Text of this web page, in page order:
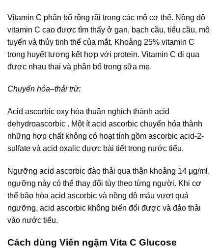
Vitamin C phân bố rộng rãi trong các mô cơ thể. Nồng độ
vitamin C cao được tìm thấy ở gan, bạch cầu, tiểu cầu, mô
tuyến và thủy tinh thể của mắt. Khoảng 25% vitamin C
trong huyết tương kết hợp với protein. Vitamin C đi qua
được nhau thai và phân bố trong sữa mẹ.
Chuyển hóa–thải trừ:
Acid ascorbic oxy hóa thuận nghịch thành acid
dehydroascorbic . Một ít acid ascorbic chuyển hóa thành
những hợp chất không có hoạt tính gồm ascorbic acid-2-
sulfate và acid oxalic được bài tiết trong nước tiểu.
Ngưỡng acid ascorbic đào thải qua thận khoảng 14 μg/ml,
ngưỡng này có thể thay đổi tùy theo từng người. Khi cơ
thể bão hòa acid ascorbic và nồng độ máu vượt quá
ngưỡng, acid ascorbic không biến đổi được và đảo thải
vào nước tiểu.
Cách dùng Viên ngậm Vita C Glucose